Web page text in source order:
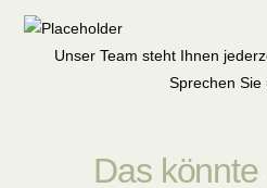
Unser Team steht Ihnen
Sprechen Sie
Das